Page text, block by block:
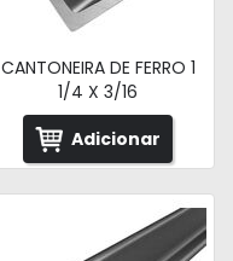
CANTONEIRA DE FERRO 1
1/4 X 3/16
Adicionar